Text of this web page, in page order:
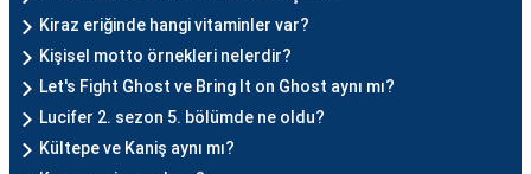
Kiraz eriğinde hangi vitaminler var?
Kişisel motto örnekleri nelerdir?
Let's Fight Ghost ve Bring It on Ghost aynı mı?
Lucifer 2. sezon 5. bölümde ne oldu?
Kültepe ve Kaniş aynı mı?